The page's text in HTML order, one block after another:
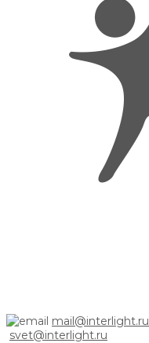
mail@interlight.ru
svet@interlight.ru